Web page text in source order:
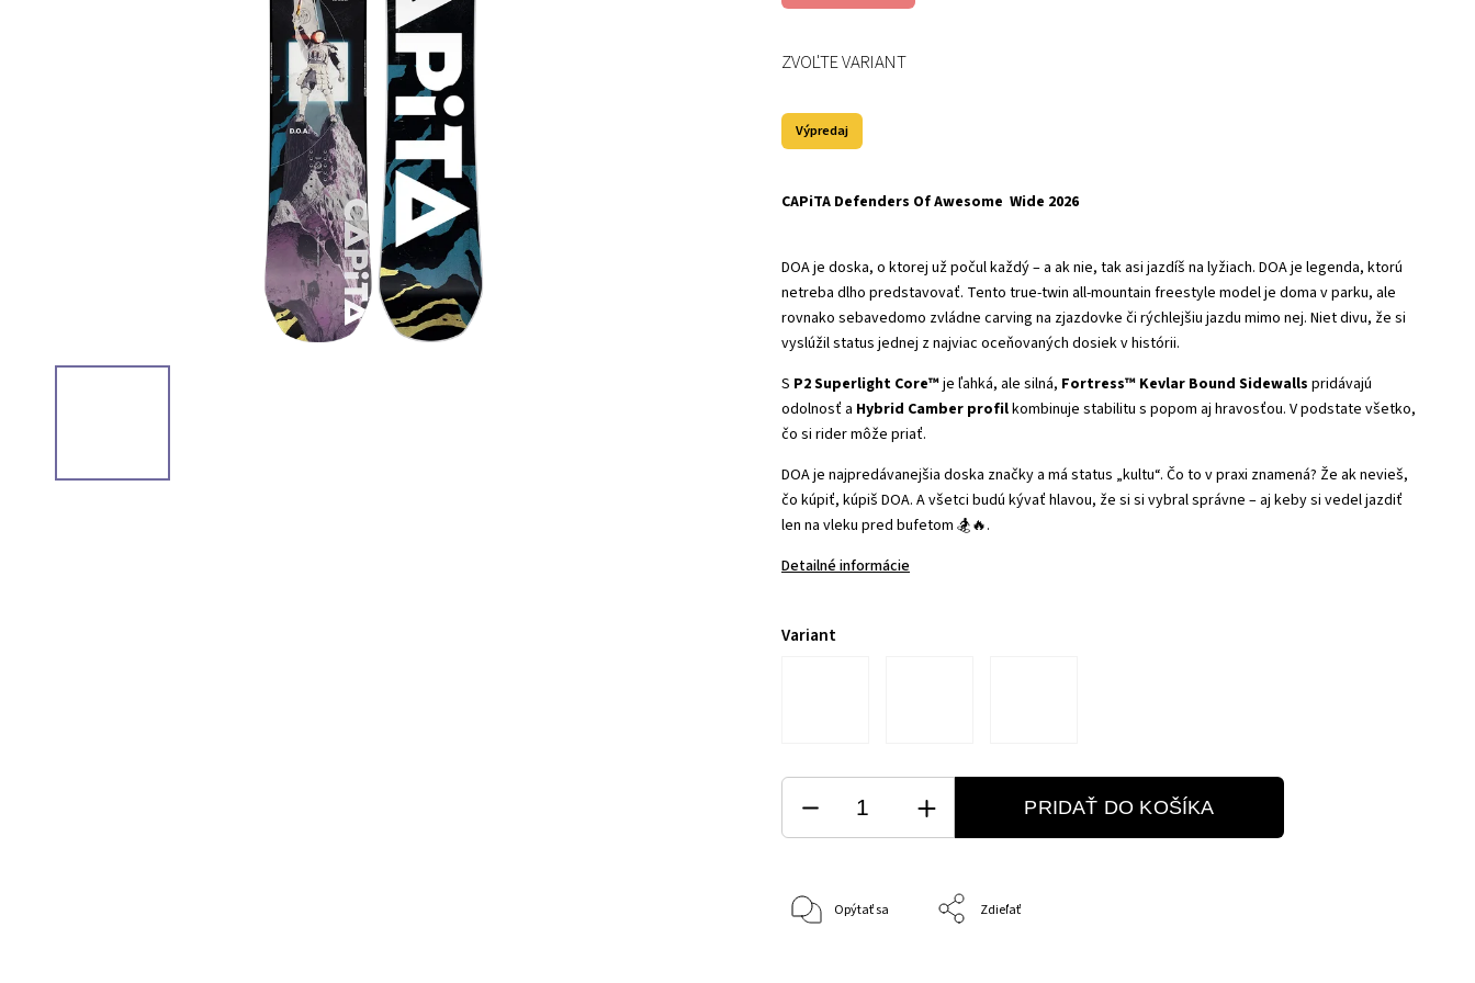
Výpredaj
CAPiTA Defenders Of Awesome Wide 2026
DOA je doska, o ktorej už počul každý – a ak nie, tak asi jazdíš na lyžiach.DOA je legenda, ktorú
netreba dlho predstavovať. Tento true-twin all-mountain freestyle model je doma v parku, ale
rovnako sebavedomo zvládne carving na zjazdovke či rýchlejšiu jazdu mimo nej. Niet divu, že si
vyslúžil status jednej z najviac oceňovaných dosiek v histórii.
S P2 Superlight Core™je ľahká, ale silná, Fortress™ Kevlar Bound Sidewalls pridávajú
odolnosť a Hybrid Camber profilkombinuje stabilitu s popom aj hravosťou. V podstate všetko,
čo si rider môže priať.
DOA je najpredávanejšia doska značky a má status „kultu“. Čo to v praxi znamená? Že ak nevieš,
čo kúpiť, kúpiš DOA. A všetci budú kývať hlavou, že si si vybral správne – aj keby si vedel jazdiť
len na vleku pred bufetom 🏂🔥.
Detailné informácie
Variant
ZVOĽTE VARIANT
PRIDAŤ DO KOŠÍKA
Opýtať sa Zdieľať